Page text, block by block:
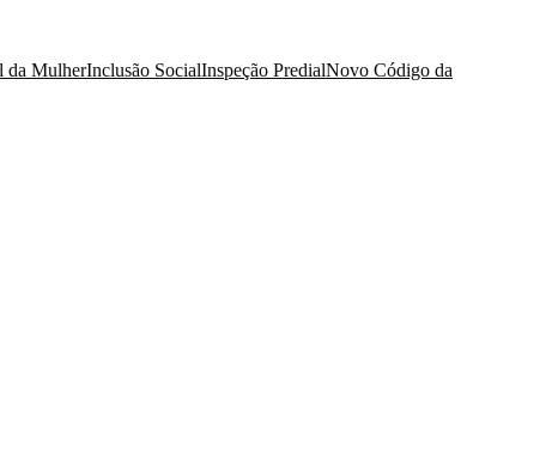
da MulherInclusão SocialInspeção PredialNovo Código da